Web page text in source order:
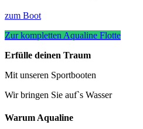
zum Boot
Zur kompletten Aqualine Flotte
Erfülle deinen Traum
Mit unseren Sportbooten
Wir bringen Sie auf`s Wasser
Warum Aqualine